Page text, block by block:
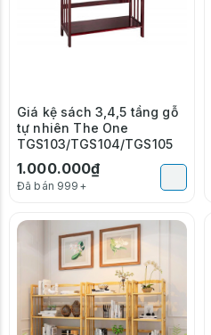
Giá kệ sách 3,4,5 tầng gỗ
tự nhiên The One
TGS103/TGS104/TGS105
1.000.000₫
Đã bán 999+